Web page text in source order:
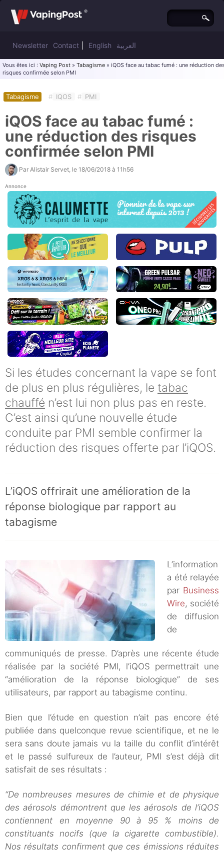
Newsletter Contact English العربية
Vous êtes ici : Vaping Post » Tabagisme » iQOS face au tabac fumé : une réduction
risques confirmée selon PMI
Tabagisme # IQOS # PMI
iQOS face au tabac fumé :
une réduction des risques
confirmée selon PMI
Par Alistair Servet , le 18/06/2018 à 11h56
Annonce
Si les études concernant la vape se font
de plus en plus régulières, le tabac
chauffé n’est lui non plus pas en reste.
C’est ainsi qu’une nouvelle étude
conduite par PMI semble confirmer la
réduction des risques offerte par l’iQOS.
L’iQOS offrirait une amélioration de la
réponse biologique par rapport au
tabagisme
L’information
a été relayée
par Business
Wire, société
de diffusion
de
communiqués de presse. D’après une récente étude
réalisée par la société PMI, l’iQOS permettrait une
“amélioration de la réponse biologique” de ses
utilisateurs, par rapport au tabagisme continu.
Bien que l’étude en question n’ait pas encore été
publiée dans quelconque revue scientifique, et ne le
sera sans doute jamais vu la taille du conflit d’intérêt
et le passé sulfureux de l’auteur, PMI s’est déjà dit
satisfait de ses résultats :
“De nombreuses mesures de chimie et de physique
des aérosols démontrent que les aérosols de l’iQOS
contiennent en moyenne 90 à 95 % moins de
constituants nocifs (que la cigarette combustible).
Nos résultats confirment que ces émissions réduites